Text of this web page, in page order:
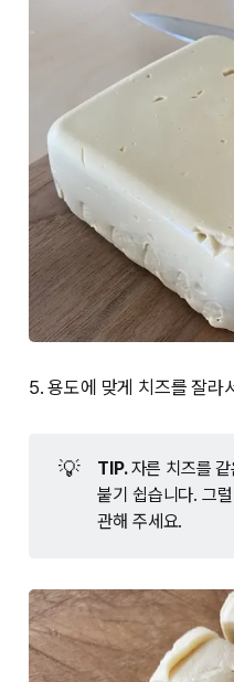
5. 용도에 맞게 치즈를 잘라
💡 TIP. 자른 치즈를
붙기 쉽습니다. 그
관해 주세요.